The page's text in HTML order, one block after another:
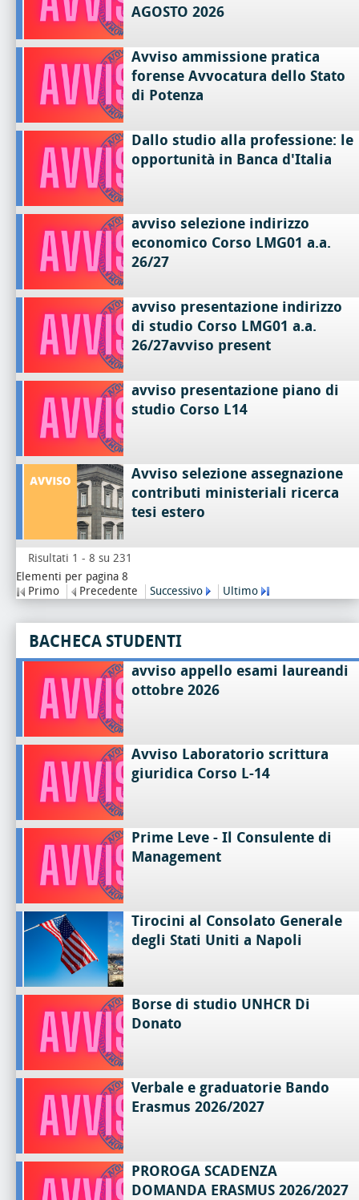
AGOSTO 2026
Avviso ammissione pratica
forense Avvocatura dello Stato
di Potenza
Dallo studio alla professione: le
opportunità in Banca d'Italia
avviso selezione indirizzo
economico Corso LMG01 a.a.
26/27
avviso presentazione indirizzo
di studio Corso LMG01 a.a.
26/27avviso present
avviso presentazione piano di
studio Corso L14
Avviso selezione assegnazione
contributi ministeriali ricerca
tesi estero
Risultati 1 - 8 su 231
Elementi per pagina 8
Primo
Precedente Successivo Ultimo
BACHECA STUDENTI
avviso appello esami laureandi
ottobre 2026
Avviso Laboratorio scrittura
giuridica Corso L-14
Prime Leve - Il Consulente di
Management
Tirocini al Consolato Generale
degli Stati Uniti a Napoli
Borse di studio UNHCR Di
Donato
Verbale e graduatorie Bando
Erasmus 2026/2027
PROROGA SCADENZA
DOMANDA ERASMUS 2026/2027